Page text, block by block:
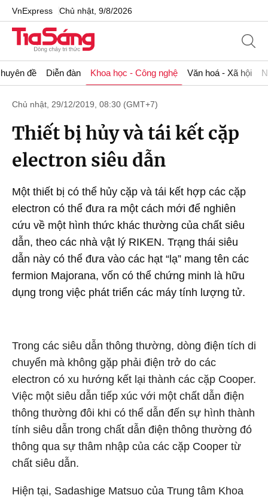
VnExpress Chủ nhật, 9/8/2026
đề Diễn đàn Khoa học - Công nghệ Văn hoá - Xã hội
Chủ nhật, 29/12/2019, 08:30 (GMT+7)
Thiết bị hủy và tái kết cặp
electron siêu dẫn
Một thiết bị có thể hủy cặp và tái kết hợp các cặp
electron có thể đưa ra một cách mới để nghiên
cứu về một hình thức khác thường của chất siêu
dẫn, theo các nhà vật lý RIKEN. Trạng thái siêu
dẫn này có thể đưa vào các hạt “lạ” mang tên các
fermion Majorana, vốn có thể chứng minh là hữu
dụng trong việc phát triển các máy tính lượng tử.
Trong các siêu dẫn thông thường, dòng điện tích di
chuyển mà không gặp phải điện trở do các
electron có xu hướng kết lại thành các cặp Cooper.
Việc một siêu dẫn tiếp xúc với một chất dẫn điện
thông thường đôi khi có thể dẫn đến sự hình thành
tính siêu dẫn trong chất dẫn điện thông thường đó
thông qua sự thâm nhập của các cặp Cooper từ
chất siêu dẫn.
Hiện tại, Sadashige Matsuo của Trung tâm Khoa